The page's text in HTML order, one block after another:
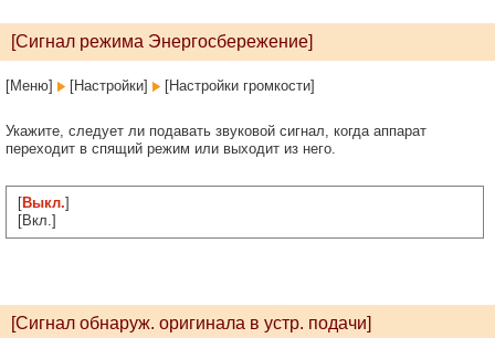
[Сигнал режима Энергосбережение]
[Меню] [Настройки] [Настройки громкости]
Укажите, следует ли подавать звуковой сигнал, когда аппарат
переходит в спящий режим или выходит из него.
[Выкл.]
[Вкл.]
[Сигнал обнаруж. оригинала в устр. подачи]